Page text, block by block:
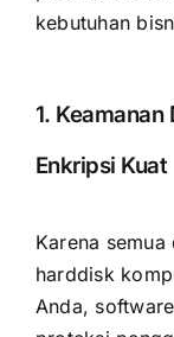
kebutuhan
1.
Enkripsi Kuat
Karena
harddisk
Anda,